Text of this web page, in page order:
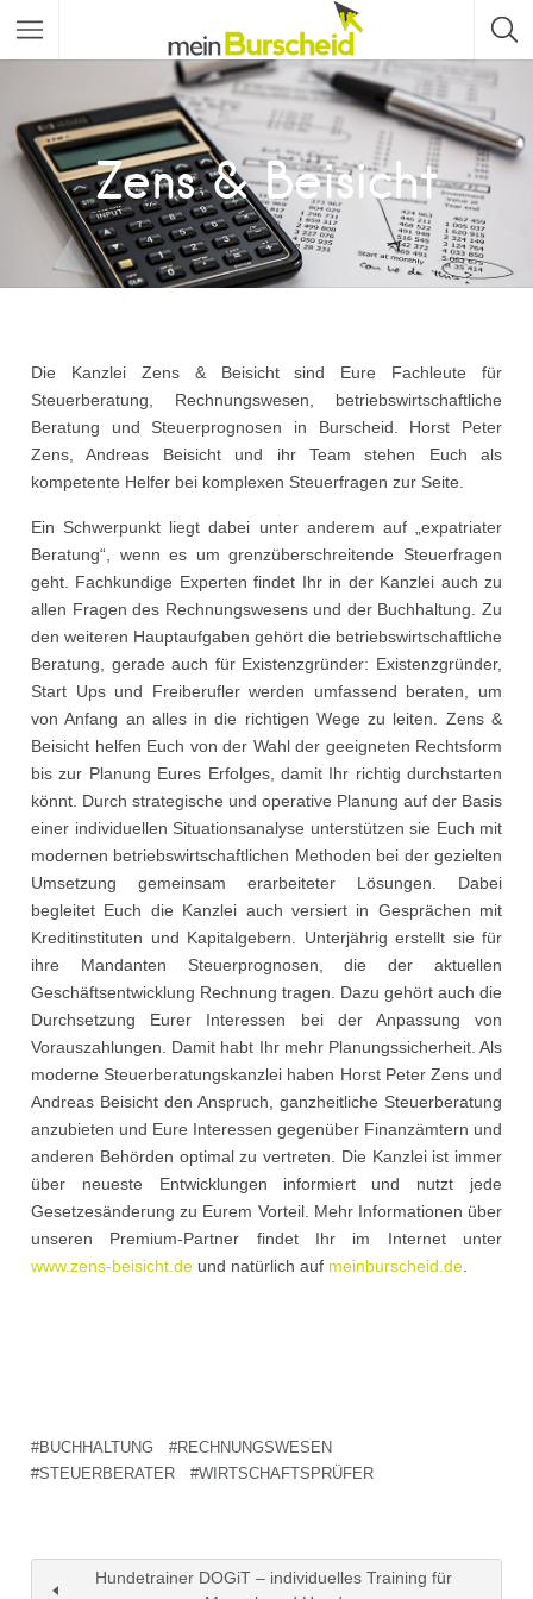
Zens & Beisicht
Die Kanzlei Zens & Beisicht sind Eure Fachleute für
Steuerberatung, Rechnungswesen, betriebswirtschaftliche
Beratung und Steuerprognosen in Burscheid. Horst Peter
Zens, Andreas Beisicht und ihr Team stehen Euch als
kompetente Helfer bei komplexen Steuerfragen zur Seite.
Ein Schwerpunkt liegt dabei unter anderem auf „expatriater
Beratung“, wenn es um grenzüberschreitende Steuerfragen
geht. Fachkundige Experten findet Ihr in der Kanzlei auch zu
allen Fragen des Rechnungswesens und der Buchhaltung. Zu
den weiteren Hauptaufgaben gehört die betriebswirtschaftliche
Beratung, gerade auch für Existenzgründer: Existenzgründer,
Start Ups und Freiberufler werden umfassend beraten, um
von Anfang an alles in die richtigen Wege zu leiten. Zens &
Beisicht helfen Euch von der Wahl der geeigneten Rechtsform
bis zur Planung Eures Erfolges, damit Ihr richtig durchstarten
könnt. Durch strategische und operative Planung auf der Basis
einer individuellen Situationsanalyse unterstützen sie Euch mit
modernen betriebswirtschaftlichen Methoden bei der gezielten
Umsetzung gemeinsam erarbeiteter Lösungen. Dabei
begleitet Euch die Kanzlei auch versiert in Gesprächen mit
Kreditinstituten und Kapitalgebern. Unterjährig erstellt sie für
ihre Mandanten Steuerprognosen, die der aktuellen
Geschäftsentwicklung Rechnung tragen. Dazu gehört auch die
Durchsetzung Eurer Interessen bei der Anpassung von
Vorauszahlungen. Damit habt Ihr mehr Planungssicherheit. Als
moderne Steuerberatungskanzlei haben Horst Peter Zens und
Andreas Beisicht den Anspruch, ganzheitliche Steuerberatung
anzubieten und Eure Interessen gegenüber Finanzämtern und
anderen Behörden optimal zu vertreten. Die Kanzlei ist immer
über neueste Entwicklungen informiert und nutzt jede
Gesetzesänderung zu Eurem Vorteil. Mehr Informationen über
unseren Premium-Partner findet Ihr im Internet unter
www.zens-beisicht.de und natürlich auf meinburscheid.de
BUCHHALTUNG
RECHNUNGSWESEN
STEUERBERATER
WIRTSCHAFTSPRÜFER
Hundetrainer DOGiT – individuelles Training für